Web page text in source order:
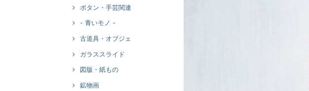
ボタン・手芸関連
- 青いモノ -
古道具・オブジェ
ガラススライド
図版・紙もの
鉱物画